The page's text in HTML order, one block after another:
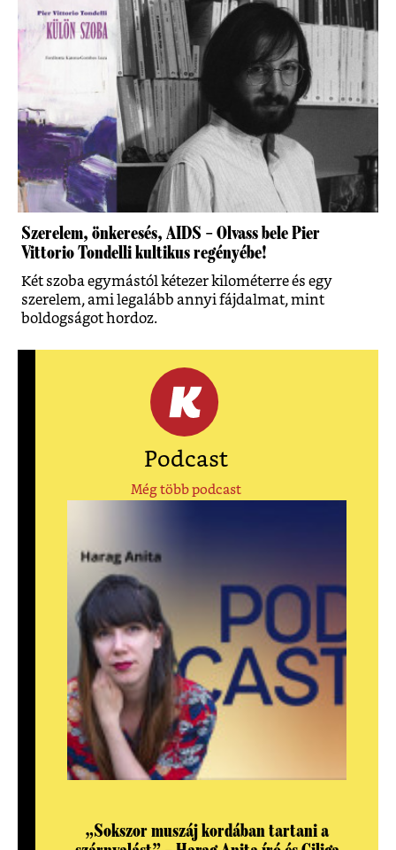
Szerelem, önkeresés, AIDS – Olvass bele Pier
Vittorio Tondelli kultikus regényébe!
Két szoba egymástól kétezer kilométerre és egy
szerelem, ami legalább annyi fájdalmat, mint
boldogságot hordoz.
Podcast
Még több podcast
„Sokszor muszáj kordában tartani a